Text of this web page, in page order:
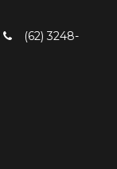
(62) 3248-